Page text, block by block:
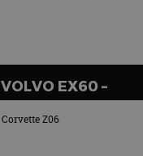
EX60 –
Z06